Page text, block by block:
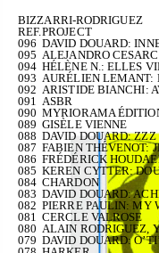
BIZZARRI-RODRIGUEZ
REF.PROJECT
096 DAVID DOUARD:
095 ALEJANDRO
094 HÉLÈNE N.: ELLES
093 AURÉLIEN LEMANT:
092 ARISTIDE BIANCHI:
091 ASBR
090 MYRIORAMA
089 GISÈLE VIENNE
088 DAVID DOUARD: ZZZ
087 FABIEN THÉVENOT:
086 FRÉDÉRICK
085 KEREN CYTTER:
084 CHARDON
083 DAVID DOUARD:
082 PIERRE PAULIN: MY
081 CERCLE VALROSE
080 ALAIN RODRIGUEZ,
079 DAVID DOUARD: